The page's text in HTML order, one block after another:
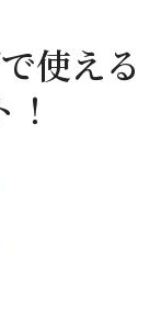
使える